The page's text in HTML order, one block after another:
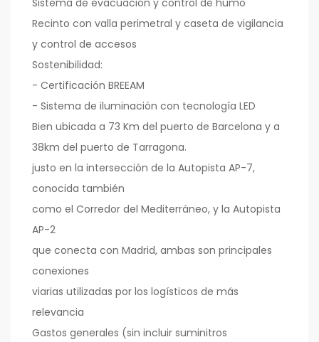
Recinto con valla perimetral y caseta de vigilancia
y control de accesos
Sostenibilidad:
- Certificación BREEAM
- Sistema de iluminación con tecnología LED
Bien ubicada a 73 Km del puerto de Barcelona y a
38km del puerto de Tarragona.
justo en la intersección de la Autopista AP-7,
conocida también
como el Corredor del Mediterráneo, y la Autopista
AP-2
que conecta con Madrid, ambas son principales
conexiones
viarias utilizadas por los logísticos de más
relevancia
Gastos generales (sin incluir suminitros